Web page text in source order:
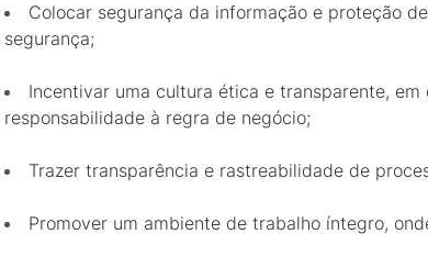
Colocar segurança da informação e proteção
segurança;
Incentivar uma cultura ética e transparente,
responsabilidade à regra de negócio;
Trazer transparência e rastreabilidade de
Promover um ambiente de trabalho íntegro,